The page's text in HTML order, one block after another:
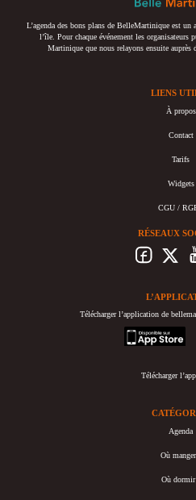
L’agenda des bons plans de BelleMartinique est un
l’île. Pour chaque événement les organisateurs
Martinique que nous relayons ensuite auprès
LIENS
À propos
Contact
Tarifs
Widgets
CGU /
RÉSEAUX
Télécharger l’application de
appstore
Télécharger
Agenda
Où
Où dormir